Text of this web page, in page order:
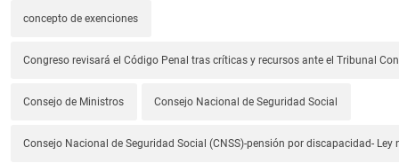
concepto de exenciones
Congreso revisará el Código Penal tras críticas y recursos ante el Tribunal
Consejo de Ministros Consejo Nacional de Seguridad Social
Consejo Nacional de Seguridad Social (CNSS)-pensión por discapacidad- Ley